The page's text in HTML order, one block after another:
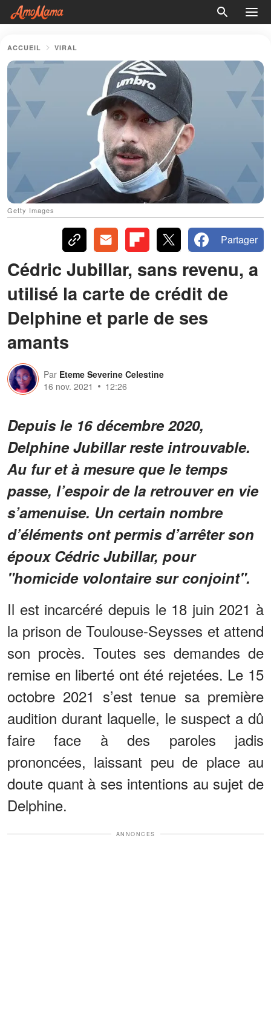
ACCUEIL VIRAL
Getty Images
Partager
Cédric Jubillar, sans revenu, a
utilisé la carte de crédit de
Delphine et parle de ses
amants
Par Eteme Severine Celestine
16 nov. 2021
12:26
Depuis le 16 décembre 2020,
Delphine Jubillar reste introuvable.
Au fur et à mesure que le temps
passe, l’espoir de la retrouver en vie
s’amenuise. Un certain nombre
d’éléments ont permis d’arrêter son
époux Cédric Jubillar, pour
"homicide volontaire sur conjoint".
Il est incarcéré depuis le 18 juin 2021 à
la prison de Toulouse-Seysses et attend
son procès. Toutes ses demandes de
remise en liberté ont été rejetées. Le 15
octobre 2021 s’est tenue sa première
audition durant laquelle, le suspect a dû
faire face à des paroles jadis
prononcées, laissant peu de place au
doute quant à ses intentions au sujet de
Delphine.
ANNONCES